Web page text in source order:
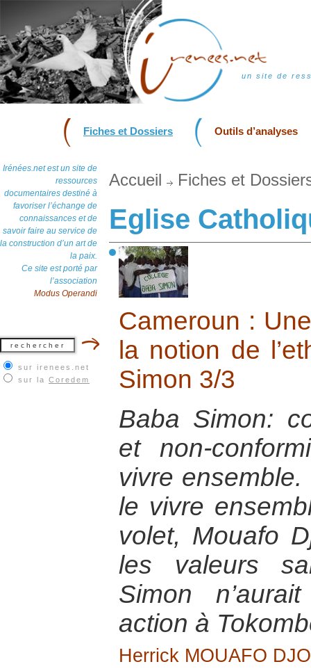
un site de
Fiches et Dossiers Outils d’analyses
Irénées.net est un site de
ressources
documentaires destiné à
favoriser l’échange de
connaissances et de
savoir faire au service de
la construction d’un art de
la paix.
Ce site est porté par
l’association
Modus Operandi
sur irenees.net
sur la Coredem
Accueil Fiches et
Eglise
Cameroun :
la notion de
Simon 3/3
Baba Simon:
et non-
vivre
le vivre
volet, Mouafo
les valeurs
Simon
action à
Herrick MOUAFO